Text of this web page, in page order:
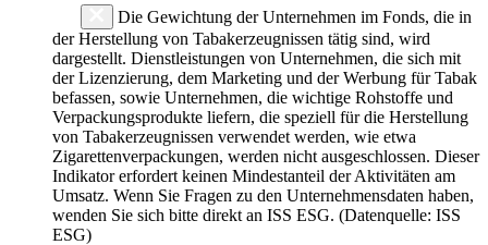
Die Gewichtung der Unternehmen im Fonds, die in
der Herstellung von Tabakerzeugnissen tätig sind, wird
dargestellt. Dienstleistungen von Unternehmen, die sich mit
der Lizenzierung, dem Marketing und der Werbung für Tabak
befassen, sowie Unternehmen, die wichtige Rohstoffe und
Verpackungsprodukte liefern, die speziell für die Herstellung
von Tabakerzeugnissen verwendet werden, wie etwa
Zigarettenverpackungen, werden nicht ausgeschlossen. Dieser
Indikator erfordert keinen Mindestanteil der Aktivitäten am
Umsatz. Wenn Sie Fragen zu den Unternehmensdaten haben,
wenden Sie sich bitte direkt an ISS ESG. (Datenquelle: ISS
ESG)